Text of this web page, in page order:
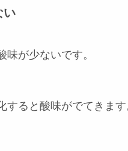
い
味が少ないです。
すると酸味がでてきます